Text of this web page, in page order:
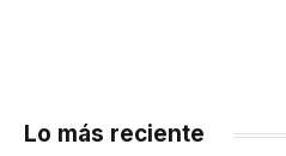
Lo más reciente